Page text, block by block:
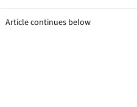
Article continues below